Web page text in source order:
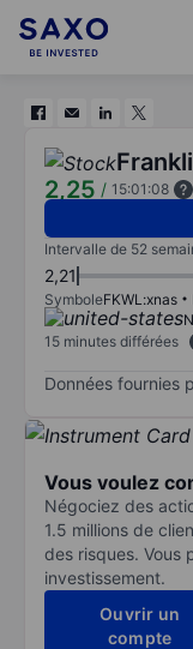
2,25 / 15:01:08
Intervalle de 52
2,21
SymboleFKWL:xnas
15 minutes différées
Données fournies
Vous voulez
Négociez des
1.5 millions de
des risques. Vous
investissement.
Ouvrir un
compte